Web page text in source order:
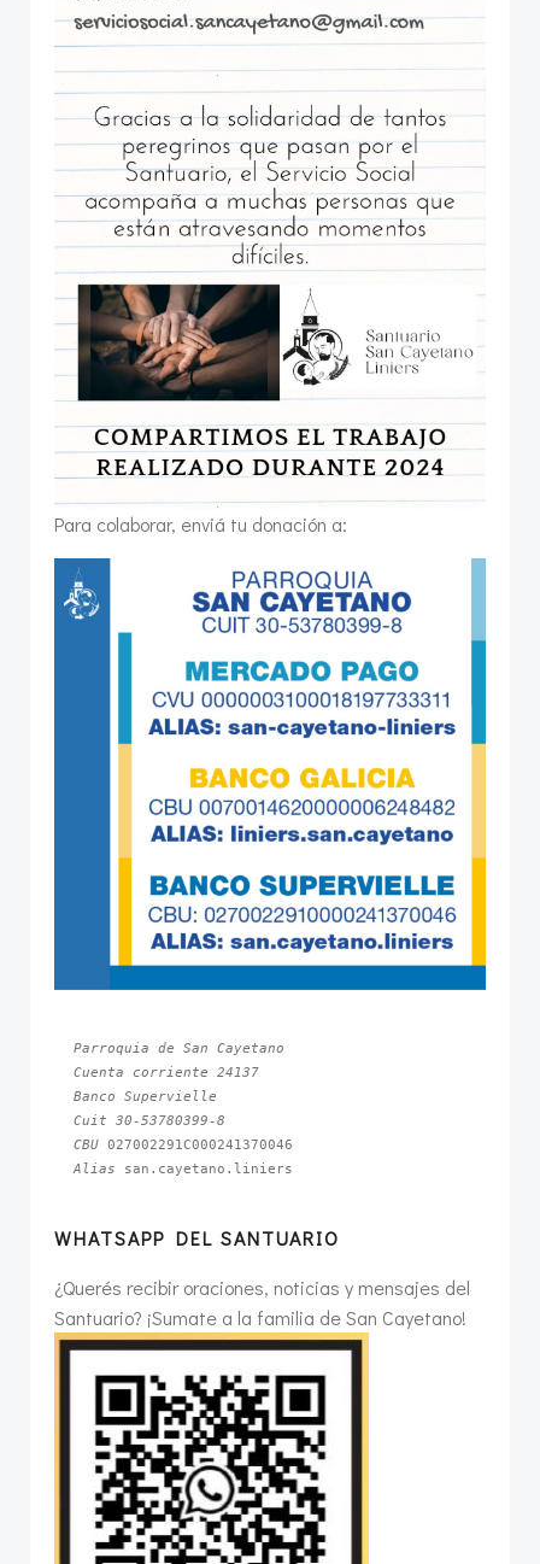
Para colaborar, enviá tu donación a:
Parroquia de San Cayetano
Cuenta corriente 24137
Banco Supervielle
Cuit 30-53780399-8
CBU
Alias san.cayetano.liniers
WHATSAPP DEL SANTUARIO
¿Querés recibir oraciones, noticias y mensajes del
Santuario? ¡Sumate a la familia de San Cayetano!